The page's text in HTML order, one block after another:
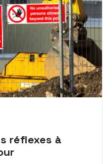
réflexes à